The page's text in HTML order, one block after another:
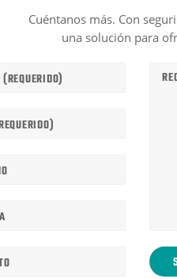
Cuéntanos más. Con
una solución para